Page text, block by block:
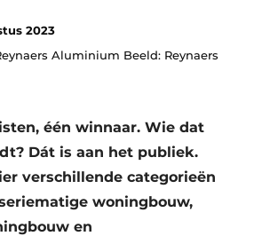
statement
2023
Aluminium Beeld: Reynaers
één winnaar. Wie dat
Dát is aan het publiek.
verschillende categorieën
woningbouw,
en